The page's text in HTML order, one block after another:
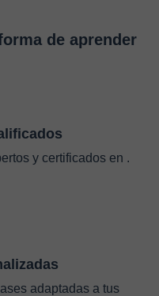
de aprender
y certificados en .
adaptadas a tus